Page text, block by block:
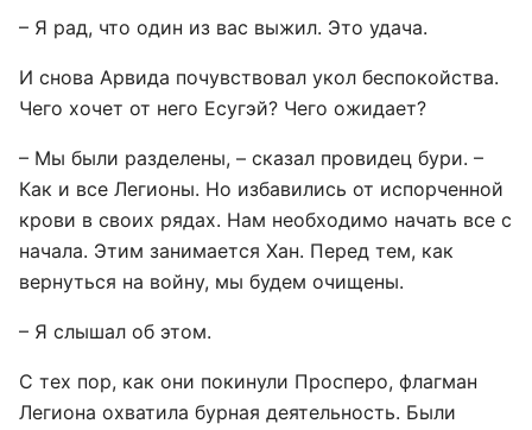
– Я рад, что один из вас выжил. Это удача.
И снова Арвида почувствовал укол беспокойства.
Чего хочет от него Есугэй? Чего ожидает?
– Мы были разделены, – сказал провидец бури. –
Как и все Легионы. Но избавились от испорченной
крови в своих рядах. Нам необходимо начать все с
начала. Этим занимается Хан. Перед тем, как
вернуться на войну, мы будем очищены.
– Я слышал об этом.
С тех пор, как они покинули Просперо, флагман
Легиона охватила бурная деятельность. Были